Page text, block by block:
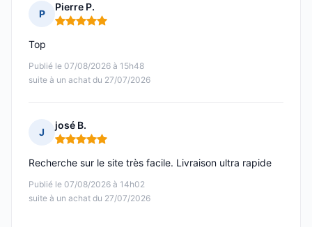
P
Pierre P.
Note : 5 sur 5
Publié le 07/08/2026 à 15h48
suite à un achat du 27/07/2026
Top
J
josé B.
Note : 5 sur 5
Publié le 07/08/2026 à 14h02
suite à un achat du 27/07/2026
Recherche sur le site très facile. Livraison ultra rapide